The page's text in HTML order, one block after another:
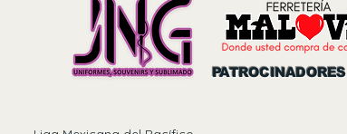
PATROCINADORES